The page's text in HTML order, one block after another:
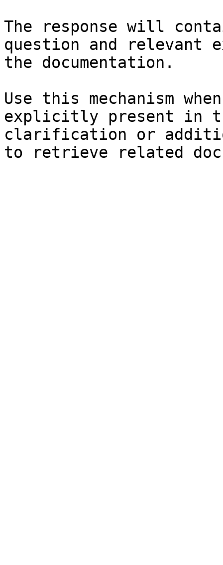
The response will
question and relevant
the documentation.
Use this mechanism
explicitly present in
clarification or